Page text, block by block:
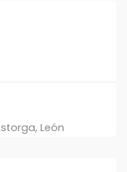
León